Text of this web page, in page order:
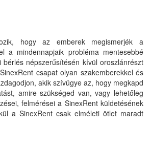
hogy az emberek megismerjék a
a mindennapjaik probléma mentesebbé
bérlés népszerűsítésén kívül oroszlánrészt
csapat olyan szakemberekkel és
akik szívügye az, hogy megkapd
amire szükséged van, vagy lehetőleg
felmérései a SinexRent küldetésének
a SinexRent csak elméleti ötlet maradt